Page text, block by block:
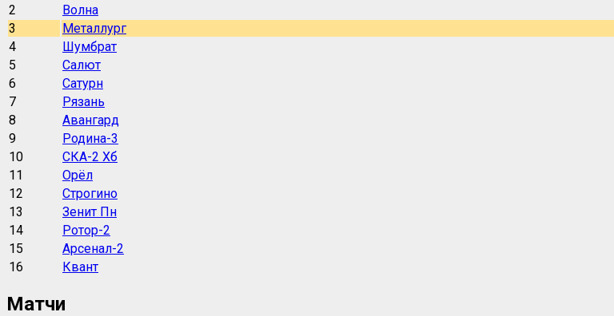
2
Волна
3
Металлург
4
Шумбрат
5
Салют
6
Сатурн
7
Рязань
8
Авангард
9
Родина-3
10
СКА-2 Хб
11
Орёл
12
Строгино
13
Зенит Пн
14
Ротор-2
15
Арсенал-2
16
Квант
Матчи